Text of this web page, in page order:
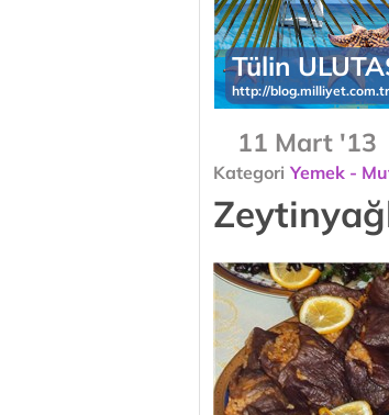
Tülin
http://
11 Mart '13
Kategori Yemek -